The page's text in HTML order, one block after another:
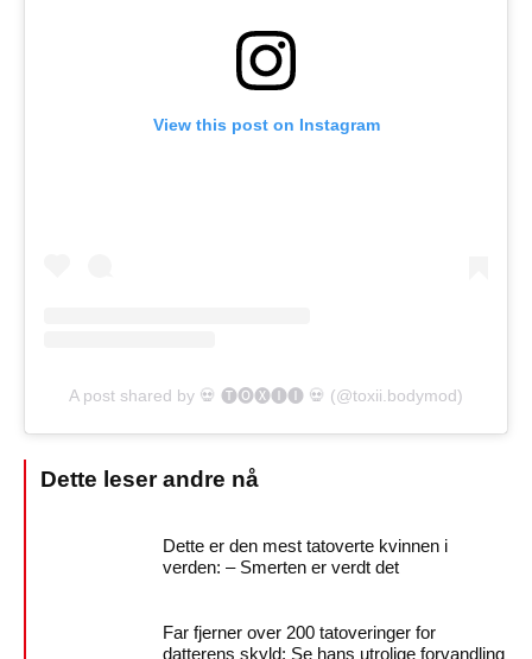
View this post on Instagram
A post shared by 💀 🅣🅞🅧🅘🅘 💀 (@toxii.bodymod)
Dette er den mest tatoverte kvinnen i
verden: – Smerten er verdt det
Far fjerner over 200 tatoveringer for
datterens skyld: Se hans utrolige forvandling